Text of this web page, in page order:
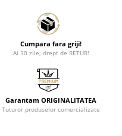
Cumpara fara griji!
Ai 30 zile, drept de RETUR!
Garantam ORIGINALITATEA
Tuturor produselor comercializate